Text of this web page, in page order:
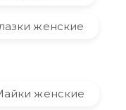
женские
женские